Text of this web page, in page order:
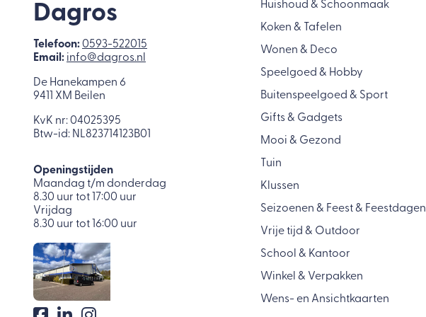
Dagros
Telefoon:0593-522015
Email: info@dagros.nl
De Hanekampen 6
9411 XM Beilen
KvK nr: 04025395
Btw-id: NL823714123B01
Openingstijden
Maandag t/m donderdag
8.30 uur tot 17:00 uur
Vrijdag
8.30 uur tot 16:00 uur
Huishoud & Schoonmaak
Koken & Tafelen
Wonen & Deco
Speelgoed & Hobby
Buitenspeelgoed & Sport
Gifts & Gadgets
Mooi & Gezond
Tuin
Klussen
Seizoenen & Feest & Feestdagen
Vrije tijd & Outdoor
School & Kantoor
Winkel & Verpakken
Wens- en Ansichtkaarten